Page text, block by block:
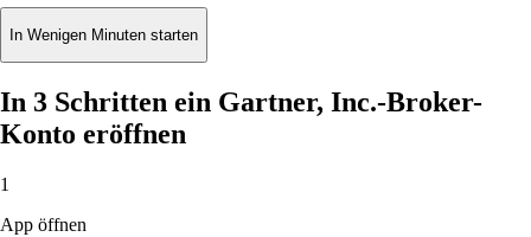
In Wenigen Minuten starten
In 3 Schritten ein Gartner, Inc.-Broker-
Konto eröffnen
1
App öffnen